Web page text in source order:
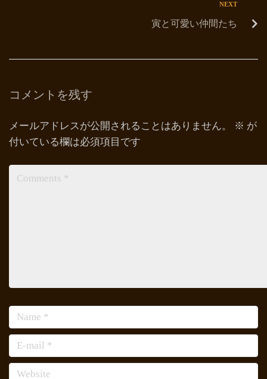
NEXT
寅と可愛い仲間たち
コメントを残す
メールアドレスが公開されることはありません。 ※ が
付いている欄は必須項目です